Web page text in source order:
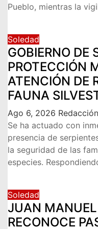
Pueblo, mientras la
Soledad
GOBIERNO DE
PROTECCIÓN
ATENCIÓN DE
FAUNA
Ago 6, 2026 Redacción
Se ha actuado con
presencia de
la seguridad de las
especies.
Soledad
JUAN MANUEL
RECONOCE